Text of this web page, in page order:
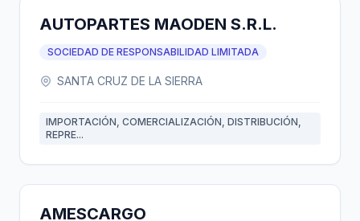
AUTOPARTES MAODEN S.R.L.
SOCIEDAD DE RESPONSABILIDAD LIMITADA
SANTA CRUZ DE LA SIERRA
IMPORTACIÓN, COMERCIALIZACIÓN, DISTRIBUCIÓN,
REPRE...
AMESCARGO